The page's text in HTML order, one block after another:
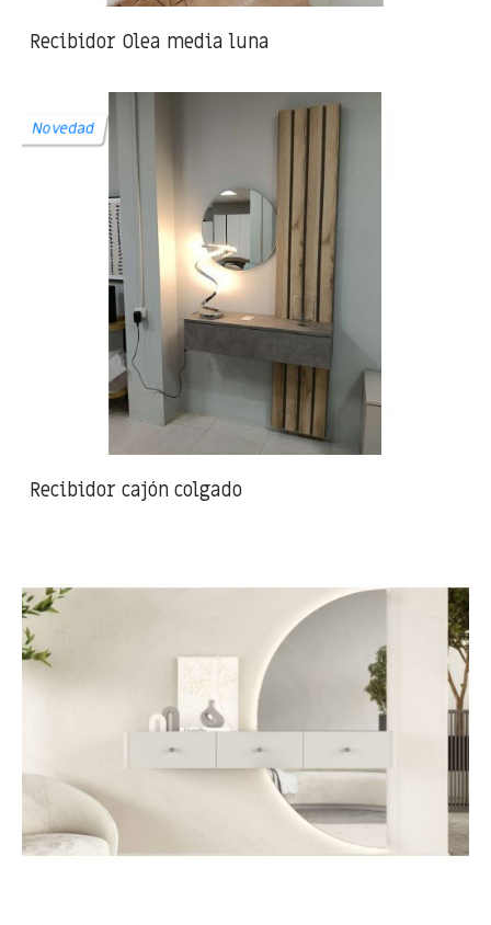
Recibidor Olea media luna
Recibidor cajón colgado
Novedad